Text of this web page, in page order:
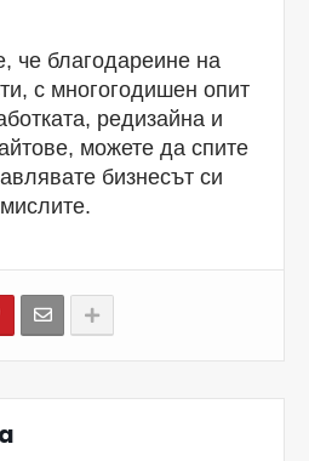
че благодареине на
с многогодишен опит
редизайна и
можете да спите
бизнесът си